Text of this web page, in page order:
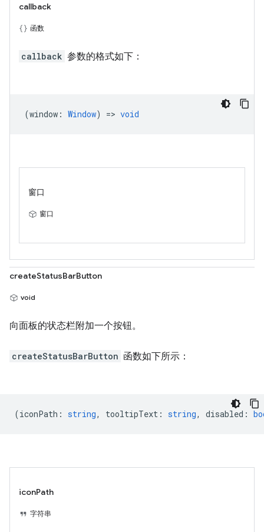
callback
函数
callback 参数的格式如下：
(window : Window) => void
窗口
窗口
createStatusBarButton
void
向面板的状态栏附加一个按钮。
createStatusBarButton 函数如下所示：
(iconPath : string, tooltipText : string, disabled :
iconPath
字符串